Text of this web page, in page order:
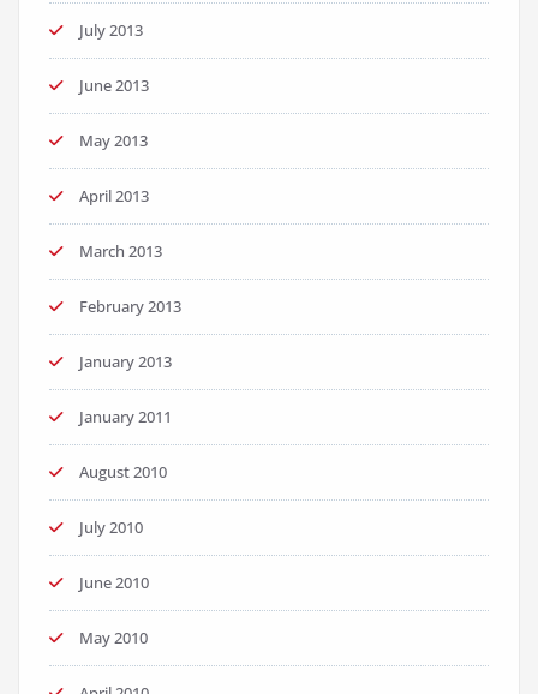
July 2013
June 2013
May 2013
April 2013
March 2013
February 2013
January 2013
January 2011
August 2010
July 2010
June 2010
May 2010